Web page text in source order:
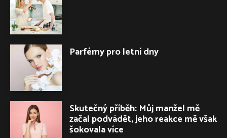
Parfémy pro letní dny
Skutečný příběh: Můj manžel mě
začal podvádět, jeho reakce mě však
šokovala více